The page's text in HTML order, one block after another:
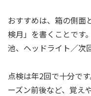
おすすめは、箱の側面
検月」を書くことです
池、ヘッドライト／次
点検は年2回で十分で
ーズン前後など、覚え